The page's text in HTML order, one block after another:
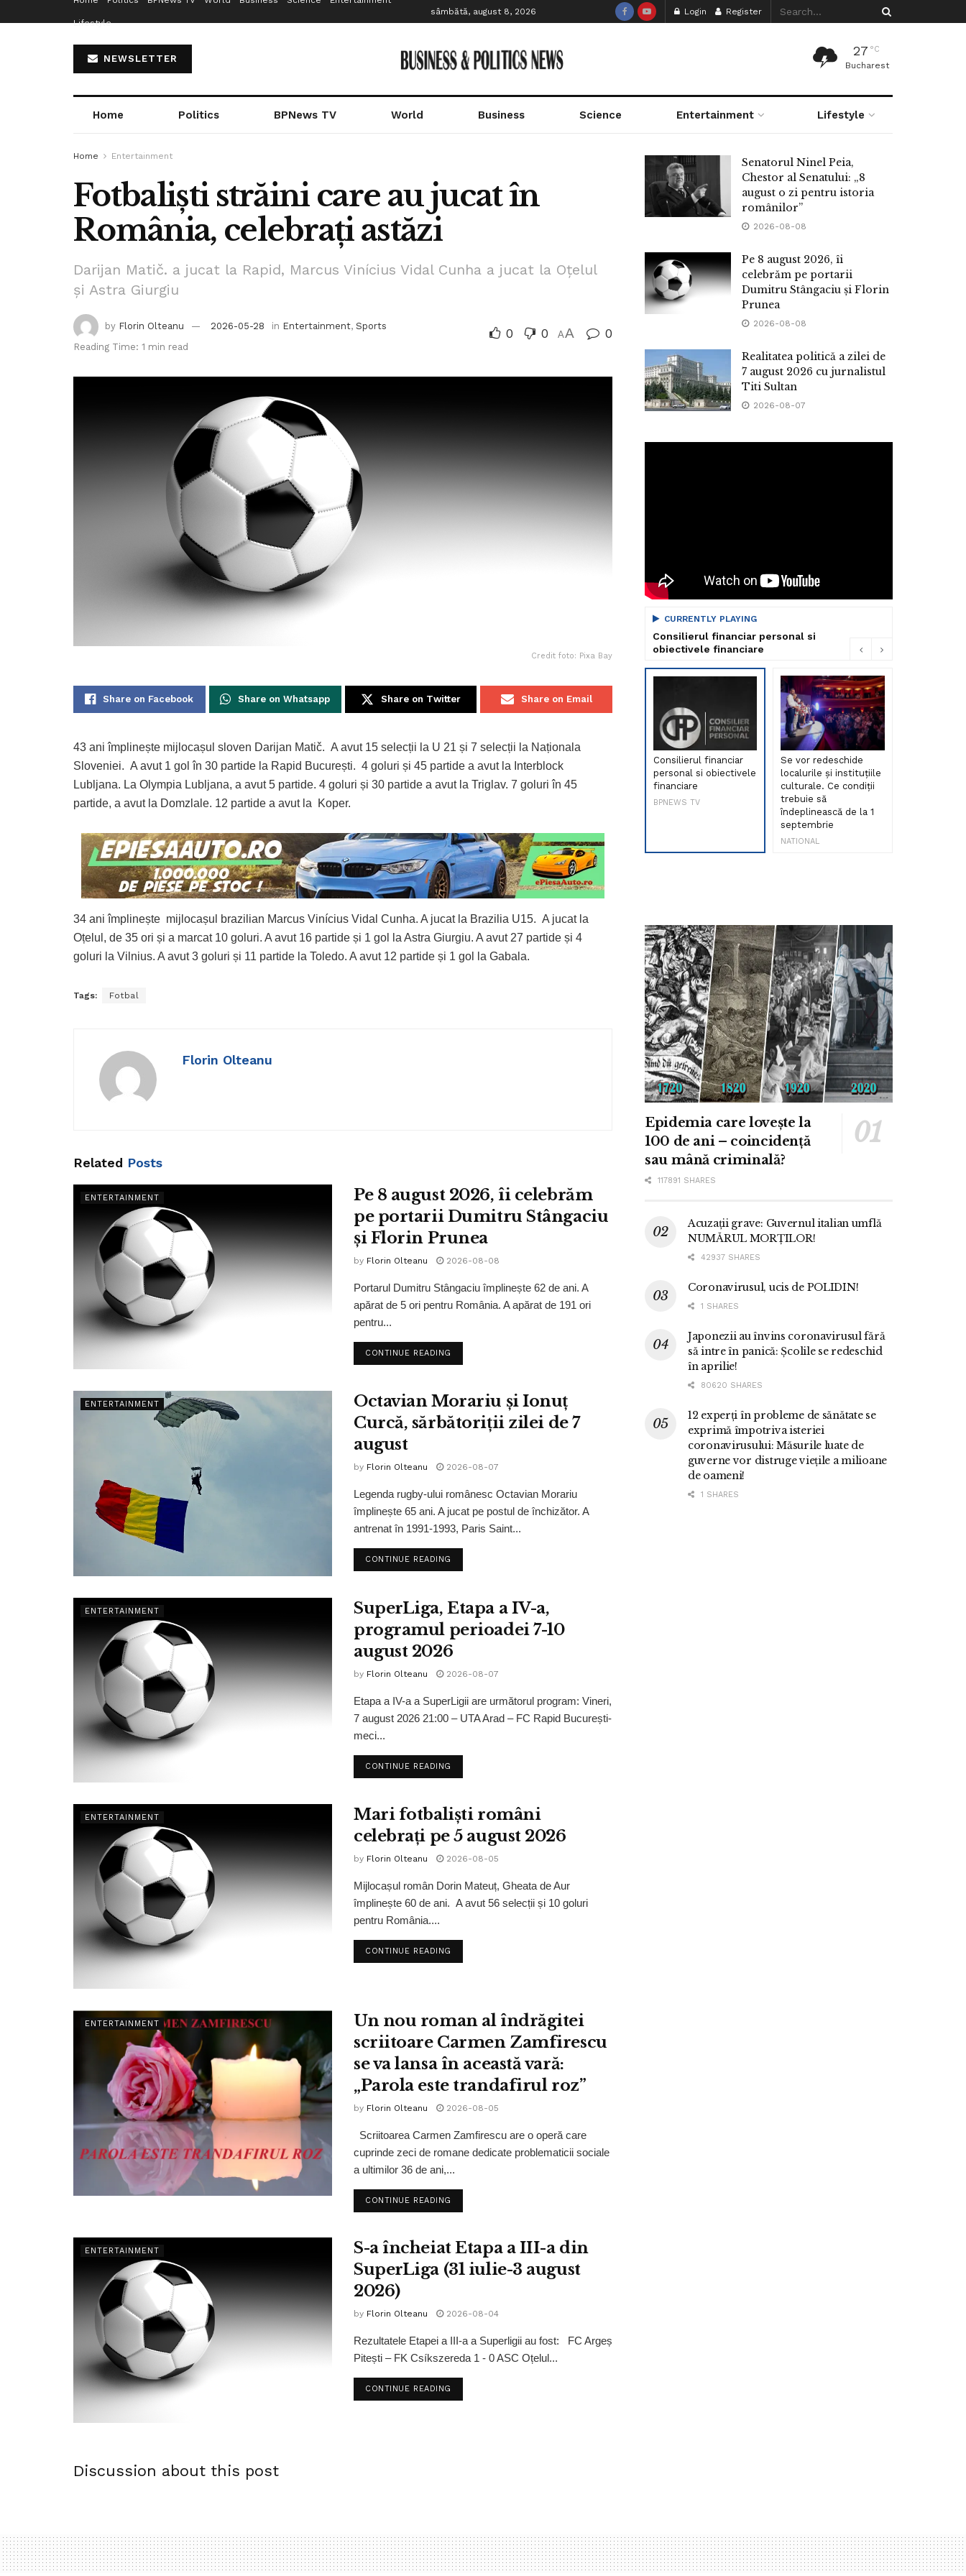
Lifestyle
sâmbătă, august 8, 2026 Login Register
NEWSLETTER
27 °C
Bucharest
Home Politics BPNews TV World Business Science Entertainment Lifestyle
Home Entertainment
Fotbaliști străini care au jucat în
România, celebrați astăzi
Darijan Matič. a jucat la Rapid, Marcus Vinícius Vidal Cunha a jucat la Oțelul
și Astra Giurgiu
by Florin Olteanu 2026-05-28 in Entertainment, Sports
Reading Time: 1 min read
0 0 AA 0
Credit foto: Pixa Bay
Share on Facebook Share on Whatsapp Share on Twitter Share on Email
43 ani împlinește mijlocașul sloven Darijan Matič. A avut 15 selecții la U 21 și 7 selecții la Naționala
Sloveniei. A avut 1 gol în 30 partide la Rapid București. 4 goluri și 45 partide a avut la Interblock
Lubljana. La Olympia Lubljana, a avut 5 partide. 4 goluri și 30 partide a avut la Triglav. 7 goluri în 45
partide, a avut la Domzlale. 12 partide a avut la Koper.
34 ani împlinește mijlocașul brazilian Marcus Vinícius Vidal Cunha. A jucat la Brazilia U15. A jucat la
Oțelul, de 35 ori și a marcat 10 goluri. A avut 16 partide și 1 gol la Astra Giurgiu. A avut 27 partide și 4
goluri la Vilnius. A avut 3 goluri și 11 partide la Toledo. A avut 12 partide și 1 gol la Gabala.
Tags: Fotbal
Florin Olteanu
Related Posts
ENTERTAINMENT
Pe 8 august 2026, îi celebrăm
pe portarii Dumitru Stângaciu
și Florin Prunea
by Florin Olteanu 2026-08-08
Portarul Dumitru Stângaciu împlinește 62 de ani. A
apărat de 5 ori pentru România. A apărat de 191 ori
pentru...
CONTINUE READING
ENTERTAINMENT
Octavian Morariu și Ionuț
Curcă, sărbătoriții zilei de 7
august
by Florin Olteanu 2026-08-07
Legenda rugby-ului românesc Octavian Morariu
împlinește 65 ani. A jucat pe postul de închizător. A
antrenat în 1991-1993, Paris Saint...
CONTINUE READING
ENTERTAINMENT
SuperLiga, Etapa a IV-a,
programul perioadei 7-10
august 2026
by Florin Olteanu 2026-08-07
Etapa a IV-a a SuperLigii are următorul program: Vineri,
7 august 2026 21:00 – UTA Arad – FC Rapid București-
meci...
CONTINUE READING
ENTERTAINMENT
Mari fotbaliști români
celebrați pe 5 august 2026
by Florin Olteanu 2026-08-05
Mijlocașul român Dorin Mateuț, Gheata de Aur
împlinește 60 de ani. A avut 56 selecții și 10 goluri
pentru România....
CONTINUE READING
ENTERTAINMENT
Un nou roman al îndrăgitei
scriitoare Carmen Zamfirescu
se va lansa în această vară:
„Parola este trandafirul roz”
by Florin Olteanu 2026-08-05
Scriitoarea Carmen Zamfirescu are o operă care
cuprinde zeci de romane dedicate problematicii sociale
a ultimilor 36 de ani,...
CONTINUE READING
ENTERTAINMENT
S-a încheiat Etapa a III-a din
SuperLiga (31 iulie-3 august
2026)
by Florin Olteanu 2026-08-04
Rezultatele Etapei a III-a a Superligii au fost: FC Argeș
Pitești – FK Csíkszereda 1 - 0 ASC Oțelul...
CONTINUE READING
Discussion about this post
Senatorul Ninel Peia,
Chestor al Senatului: „8
august o zi pentru istoria
românilor”
2026-08-08
Pe 8 august 2026, îi
celebrăm pe portarii
Dumitru Stângaciu și Florin
Prunea
2026-08-08
Realitatea politică a zilei de
7 august 2026 cu jurnalistul
Titi Sultan
2026-08-07
CURRENTLY PLAYING
Consilierul financiar personal si
obiectivele financiare
Consilierul financiar
personal si obiectivele
financiare
BPNEWS TV
Se vor redeschide
localurile și instituțiile
culturale. Ce condiții
trebuie să
îndeplinească de la 1
septembrie
NATIONAL
Epidemia care lovește la
100 de ani – coincidență
sau mână criminală?
117891 SHARES
Acuzații grave: Guvernul italian umflă
NUMĂRUL MORȚILOR!
42937 SHARES
Coronavirusul, ucis de POLIDIN!
1 SHARES
Japonezii au învins coronavirusul fără
să intre în panică: Școlile se redeschid
în aprilie!
80620 SHARES
12 experți în probleme de sănătate se
exprimă împotriva isteriei
coronavirusului: Măsurile luate de
guverne vor distruge viețile a milioane
de oameni!
1 SHARES